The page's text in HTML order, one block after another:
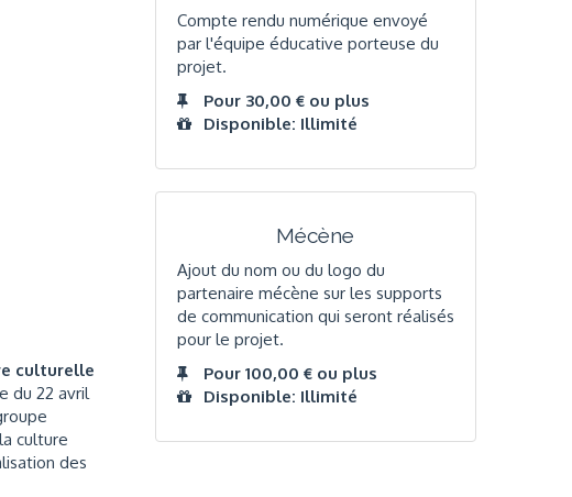
culturelle
du 22 avril
culture
des
Compte rendu numérique envoyé
par l'équipe éducative porteuse du
projet.
Pour 30,00 € ou plus
Disponible: Illimité
Mécène
Ajout du nom ou du logo du
partenaire mécène sur les supports
de communication qui seront réalisés
pour le projet.
Pour 100,00 € ou plus
Disponible: Illimité